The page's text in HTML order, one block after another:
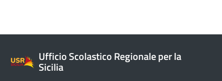
Ufficio Scolastico Regionale per la
Sicilia